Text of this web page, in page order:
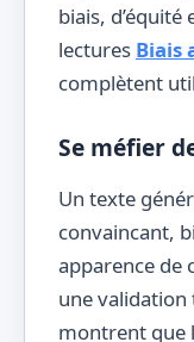
biais,
lectures Biais
complètent
Se méfier
Un texte
convaincant,
apparence de
une validation
montrent que